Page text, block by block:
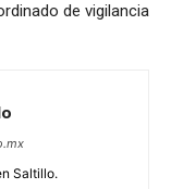
de vigilancia
Saltillo.